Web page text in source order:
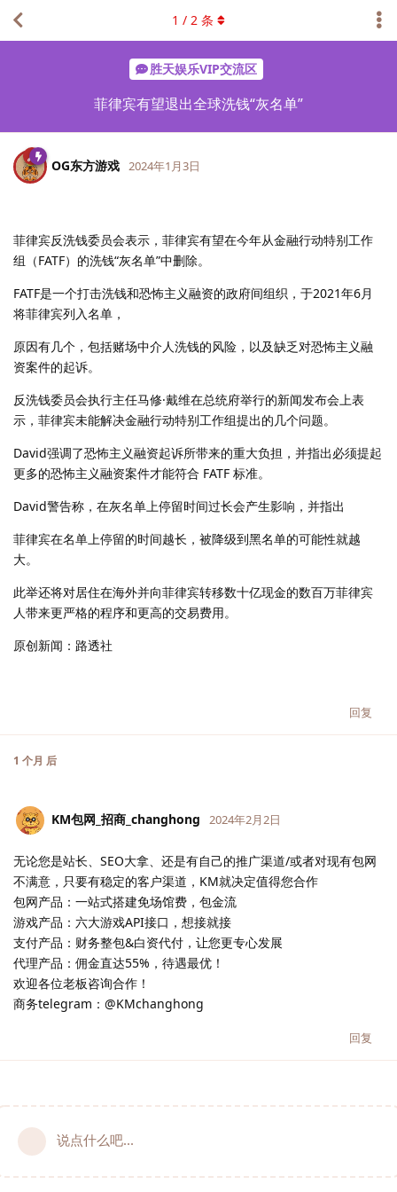
胜天娱乐VIP交流区
菲律宾有望退出全球洗钱“灰名单”
1 / 2 条
OG东方游戏 2024年1月3日
菲律宾反洗钱委员会表示，菲律宾有望在今年从金融行动特别工作
组（FATF）的洗钱“灰名单”中删除。
FATF是一个打击洗钱和恐怖主义融资的政府间组织，于2021年6月
将菲律宾列入名单，
原因有几个，包括赌场中介人洗钱的风险，以及缺乏对恐怖主义融
资案件的起诉。
反洗钱委员会执行主任马修·戴维在总统府举行的新闻发布会上表
示，菲律宾未能解决金融行动特别工作组提出的几个问题。
David强调了恐怖主义融资起诉所带来的重大负担，并指出必须提起
更多的恐怖主义融资案件才能符合 FATF 标准。
David警告称，在灰名单上停留时间过长会产生影响，并指出
菲律宾在名单上停留的时间越长，被降级到黑名单的可能性就越
大。
此举还将对居住在海外并向菲律宾转移数十亿现金的数百万菲律宾
人带来更严格的程序和更高的交易费用。
原创新闻：路透社
回复
1 个月 后
KM包网_招商_changhong 2024年2月2日
无论您是站长、SEO大拿、还是有自己的推广渠道/或者对现有包网
不满意，只要有稳定的客户渠道，KM就决定值得您合作
包网产品：一站式搭建免场馆费，包金流
游戏产品：六大游戏API接口，想接就接
支付产品：财务整包&白资代付，让您更专心发展
代理产品：佣金直达55%，待遇最优！
欢迎各位老板咨询合作！
商务telegram：@KMchanghong
回复
说点什么吧...